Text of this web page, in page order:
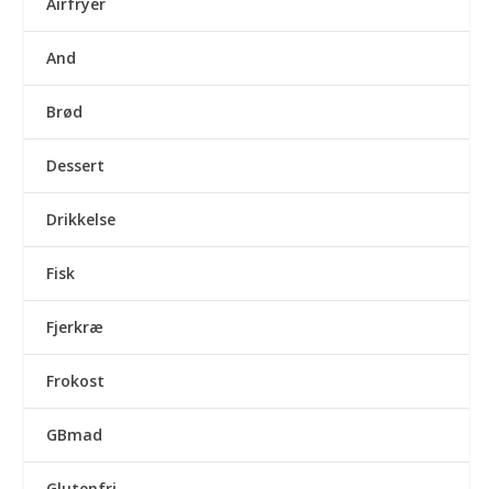
And
Brød
Dessert
Drikkelse
Fisk
Fjerkræ
Frokost
GBmad